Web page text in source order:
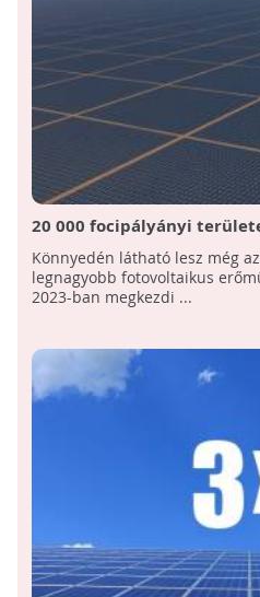
20 000 focipályányi
a világ legnagyobb
Könnyedén látható lesz még
legnagyobb fotovoltaikus
2023-ban megkezdi ...